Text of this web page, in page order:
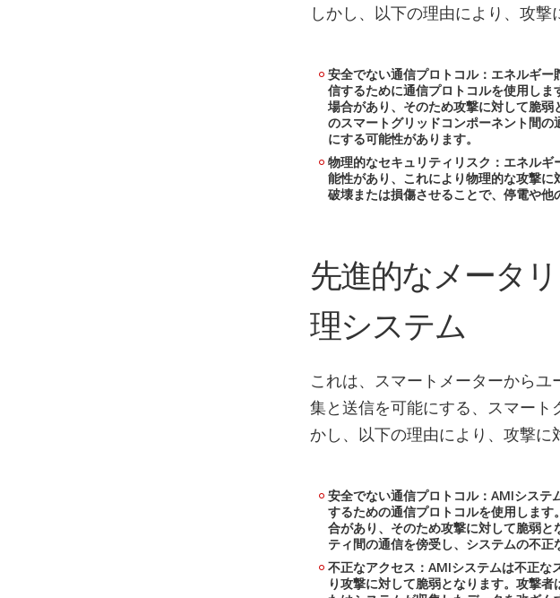
しかし、以下の理由により、攻撃
安全でない通信プロトコル：エネルギ
信するために通信プロトコルを使用し
場合があり、そのため攻撃に対して脆
のスマートグリッドコンポーネント間
にする可能性があります。
物理的なセキュリティリスク：エネル
能性があり、これにより物理的な攻撃
破壊または損傷させることで、停電や他
先進的なメータ
理システム
これは、スマートメーターから
集と送信を可能にする、スマー
かし、以下の理由により、攻撃に
安全でない通信プロトコル：AMIシステ
するための通信プロトコルを使用しま
合があり、そのため攻撃に対して脆弱
ティ間の通信を傍受し、システムの不正
不正なアクセス：AMIシステムは不正な
り攻撃に対して脆弱となります。攻撃